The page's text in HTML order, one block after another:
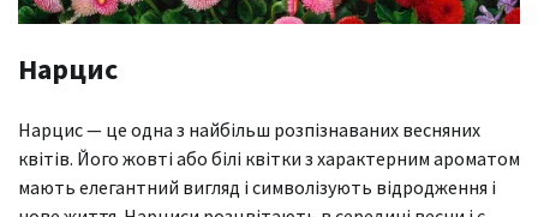
Нарцис
Нарцис — це одна з найбільш розпізнаваних весняних
квітів. Його жовті або білі квітки з характерним ароматом
мають елегантний вигляд і символізують відродження і